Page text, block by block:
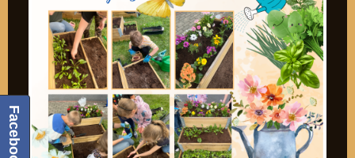
Facebook